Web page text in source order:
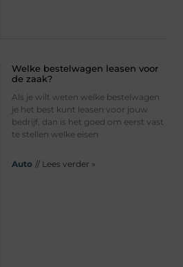
Welke bestelwagen leasen voor
de zaak?
Als je wilt weten welke bestelwagen
je het best kunt leasen voor jouw
bedrijf, dan is het goed om eerst vast
te stellen welke eisen
Auto // Lees verder »